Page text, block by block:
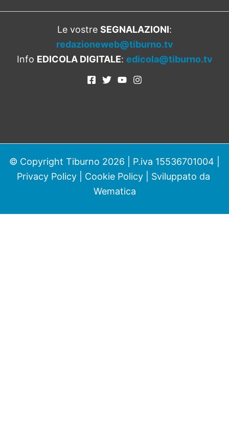
Le vostre SEGNALAZIONI:
redazioneweb@tiburno.tv
Info EDICOLA DIGITALE: edicola@tiburno.tv
© Copyright Tiburno 2026 | P.iva 15536701004 |
Privacy Policy| Cookie Policy| Sviluppato da
Wematica